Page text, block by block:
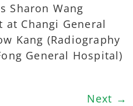
Sharon Wang
at Changi General
Kang (Radiography
General Hospital)
Next →